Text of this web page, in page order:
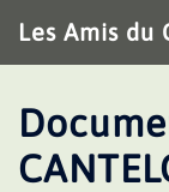
au
contenu
Les Amis du